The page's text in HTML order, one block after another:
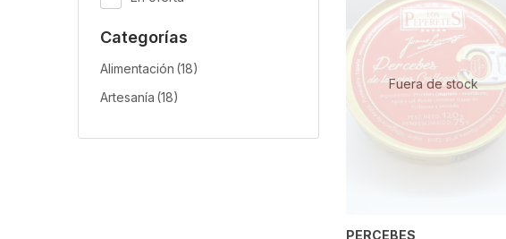
Categorías
Alimentación (18)
Artesanía (18)
Fuera de stock
PERCEBES